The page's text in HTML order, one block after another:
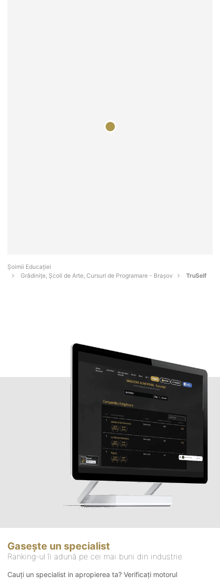
Șoimii Educației
Grădinițe, Școli de Arte, Cursuri de Programare - Braşov
TruSelf
Gasește un specialist
Ranking-ul îi adună pe cei mai buni din industrie
Cauți un specialist in apropierea ta? Verificați motorul